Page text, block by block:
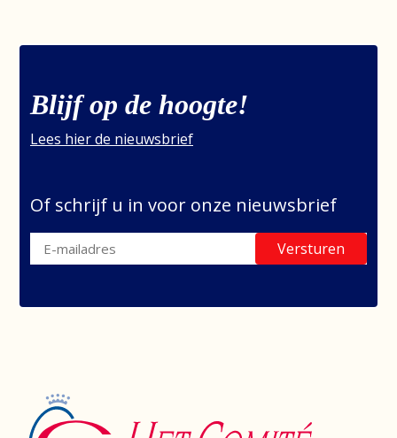
Blijf op de hoogte!
Lees hier de nieuwsbrief
Of schrijf u in voor onze nieuwsbrief
Versturen